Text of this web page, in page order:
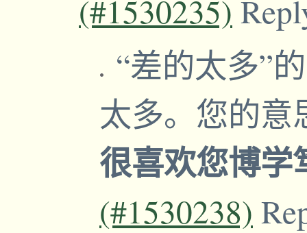
(#1530235)
“差的太多”
太多。您的
很喜欢您博
(#1530238)